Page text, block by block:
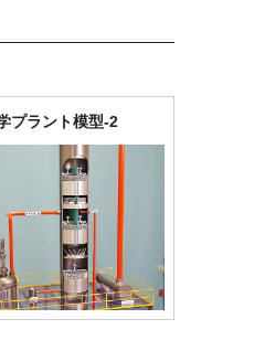
プラント模型-2